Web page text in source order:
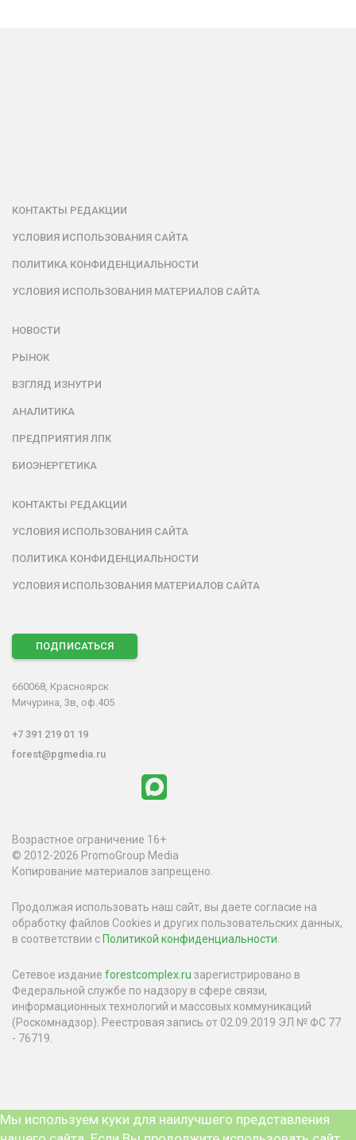
КОНТАКТЫ РЕДАКЦИИ
УСЛОВИЯ ИСПОЛЬЗОВАНИЯ САЙТА
ПОЛИТИКА КОНФИДЕНЦИАЛЬНОСТИ
УСЛОВИЯ ИСПОЛЬЗОВАНИЯ МАТЕРИАЛОВ САЙТА
НОВОСТИ
РЫНОК
ВЗГЛЯД ИЗНУТРИ
АНАЛИТИКА
ПРЕДПРИЯТИЯ ЛПК
БИОЭНЕРГЕТИКА
КОНТАКТЫ РЕДАКЦИИ
УСЛОВИЯ ИСПОЛЬЗОВАНИЯ САЙТА
ПОЛИТИКА КОНФИДЕНЦИАЛЬНОСТИ
УСЛОВИЯ ИСПОЛЬЗОВАНИЯ МАТЕРИАЛОВ САЙТА
ПОДПИСАТЬСЯ
660068, Красноярск
Мичурина, 3в, оф.405
+7 391 219 01 19
forest@pgmedia.ru
Возрастное ограничение 16+
© 2012-2026 PromoGroup Media
Копирование материалов запрещено.
Продолжая использовать наш сайт, вы даете согласие на
обработку файлов Cookies и других пользовательских данных,
в соответствии с Политикой конфиденциальности
Сетевое издание forestcomplex.ru зарегистрировано в
Федеральной службе по надзору в сфере связи,
информационных технологий и массовых коммуникаций
(Роскомнадзор). Реестровая запись от 02.09.2019 ЭЛ № ФС 77
- 76719.
Мы используем куки для наилучшего представления